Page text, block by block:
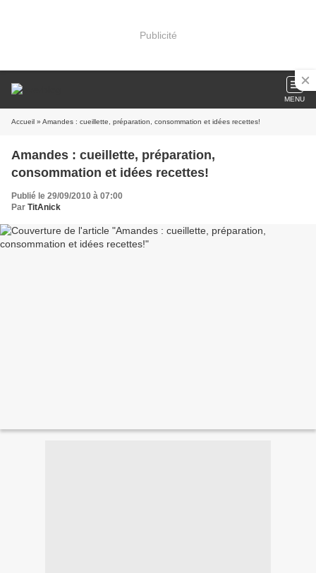
Publicité
MENU
Accueil » Amandes : cueillette, préparation, consommation et idées recettes!
Amandes : cueillette, préparation,
consommation et idées recettes!
Publié le 29/09/2010 à 07:00
Par TitAnick